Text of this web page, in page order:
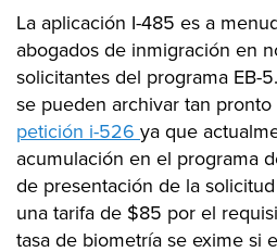
La aplicación I-485 es a
abogados de inmigración en
solicitantes del programa EB-
se pueden archivar tan
petición i-526 ya que
acumulación en el programa
de presentación de la
una tarifa de $85 por el
tasa de biometría se exime si